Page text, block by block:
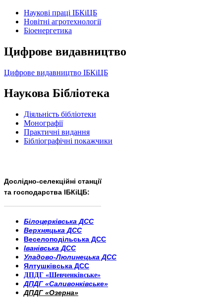
Наукові праці ІБКіЦБ
Новітні агротехнології
Бiоенергетика
Цифрове видавництво
Цифрове видавництво ІБКіЦБ
Наукова Бібліотека
Діяльність бібліотеки
Монографії
Практичні видання
Бібліографічні покажчики
Дослідно-селекційні станції
та господарства ІБКіЦБ:
Білоцерківська ДСС
Верхняцька ДСС
Веселоподільська ДСС
Іванівська ДСС
Уладово-Люлинецька ДСС
Ялтушківська ДСС
ДПДГ «Шевченківське»
ДПДГ «Саливонківське»
ДПДГ «Озерна»